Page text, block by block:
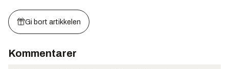
Gi bort artikkelen
Kommentarer